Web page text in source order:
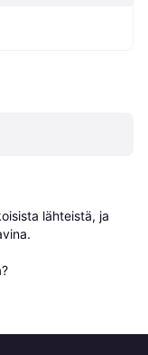
lähteistä, ja